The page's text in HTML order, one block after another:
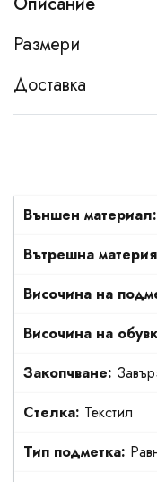
Размери
Доставка
Външен материал:
Вътрешна
Височина на
Височина на
Закопчване:
Стелка: Текстил
Тип подметка: